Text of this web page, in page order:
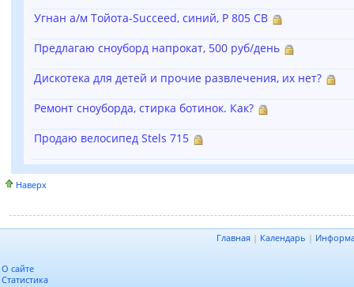
Угнан а/м Тойота-Succeed, синий, Р 805 СВ
Предлагаю сноуборд напрокат, 500 руб/день
Дискотека для детей и прочие развлечения, их нет?
Ремонт сноуборда, стирка ботинок. Как?
Продаю велосипед Stels 715
Наверх
Главная | Календарь |
О сайте
Статистика